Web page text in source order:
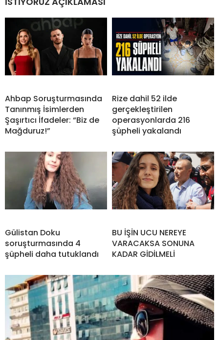
Ahbap Soruşturmasında
Tanınmış İsimlerden
Şaşırtıcı İfadeler: “Biz de
Mağduruz!”
Rize dahil 52 ilde
gerçekleştirilen
operasyonlarda 216
şüpheli yakalandı
Gülistan Doku
soruşturmasında 4
şüpheli daha tutuklandı
BU İŞİN UCU NEREYE
VARACAKSA SONUNA
KADAR GİDİLMELİ